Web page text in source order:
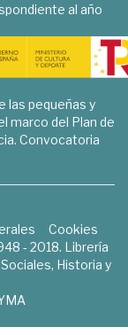
al año
las pequeñas y
marco del Plan de
Convocatoria
Cookies
- 2018. Librería
Historia y